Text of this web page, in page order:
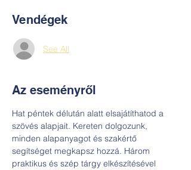
Vendégek
See All
Az eseményről
Hat péntek délután alatt elsajátíthatod a
szövés alapjait. Kereten dolgozunk,
minden alapanyagot és szakértő
segítséget megkapsz hozzá. Három
praktikus és szép tárgy elkészítésével